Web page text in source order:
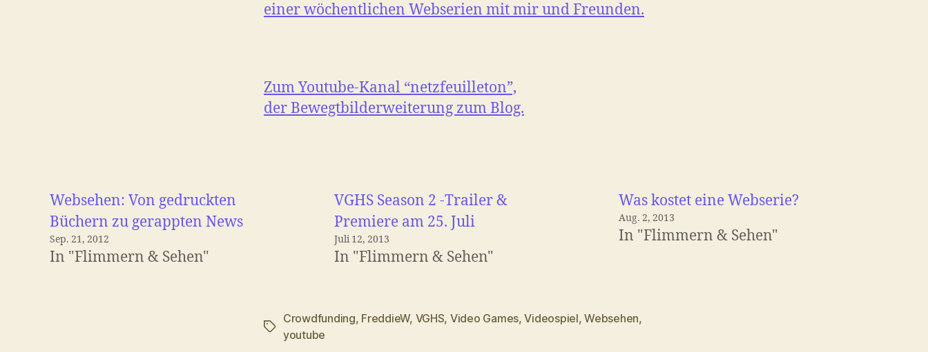
einer wöchentlichen Webserien mit mir und Freunden.
Zum Youtube-Kanal “netzfeuilleton”,
der Bewegtbilderweiterung zum Blog.
Websehen: Von gedruckten
Büchern zu gerappten News
Sep. 21, 2012
In "Flimmern & Sehen"
VGHS Season 2 -Trailer &
Premiere am 25. Juli
Juli 12, 2013
In "Flimmern & Sehen"
Was kostet eine Webserie?
Aug. 2, 2013
In "Flimmern & Sehen"
Schlagwörter
Crowdfunding, FreddieW, VGHS, Video Games,Videospiel,Websehen,
youtube